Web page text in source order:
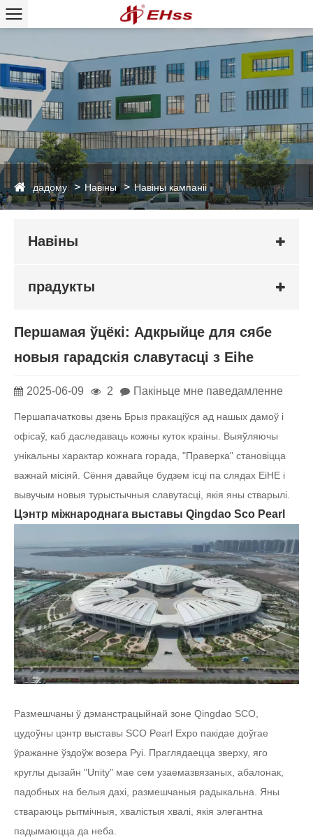
дадому Навіны Навіны кампаніі
Навіны
прадукты
Першамая ўцёкі: Адкрыйце для сябе
новыя гарадскія славутасці з Eihe
2025-06-09 2 Пакіньце мне паведамленне
Першапачатковы дзень Брыз пракаціўся ад нашых дамоў і
офісаў, каб даследаваць кожны куток краіны. Выяўляючы
унікальны характар ​​кожнага горада, "Праверка" становіцца
важнай місіяй. Сёння давайце будзем ісці па слядах EiHE і
вывучым новыя турыстычныя славутасці, якія яны стварылі.
Цэнтр міжнароднага выставы Qingdao Sco Pearl
Размешчаны ў дэманстрацыйнай зоне Qingdao SCO,
цудоўны цэнтр выставы SCO Pearl Expo пакідае доўгае
ўражанне ўздоўж возера Руі. Праглядаецца зверху, яго
круглы дызайн "Unity" мае сем узаемазвязаных, абалонак,
падобных на белыя дахі, размешчаныя радыкальна. Яны
ствараюць рытмічныя, хвалістыя хвалі, якія элегантна
падымаюцца да неба.